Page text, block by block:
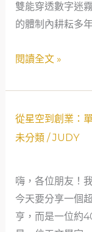
雙能穿透數字迷
的體制內耕耘多
創
業
一
性
的
之
旅
閱讀全文 »
從星空到創業：
未分類/JUDY
嗨，各位朋友！
今天要分享一個
亨，而是一位約
從
星
創
業：
單